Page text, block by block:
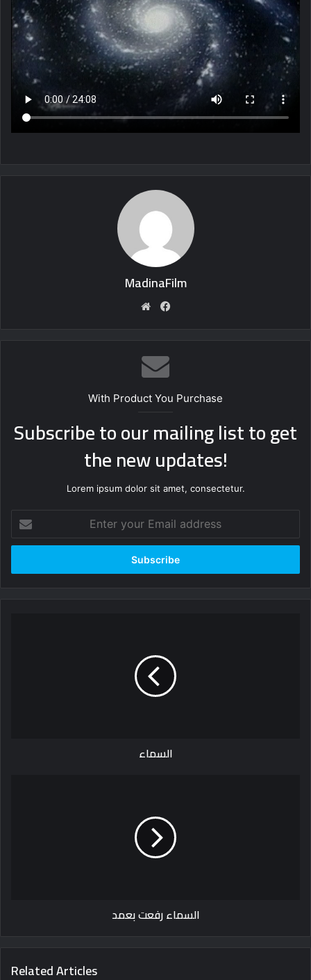
MadinaFilm
Website
With Product You Purchase
Subscribe to our mailing list to get
the new updates!
Lorem ipsum dolor sit amet, consectetur.
your
Email
السماء
السماء رفعت بعمد
Related Articles